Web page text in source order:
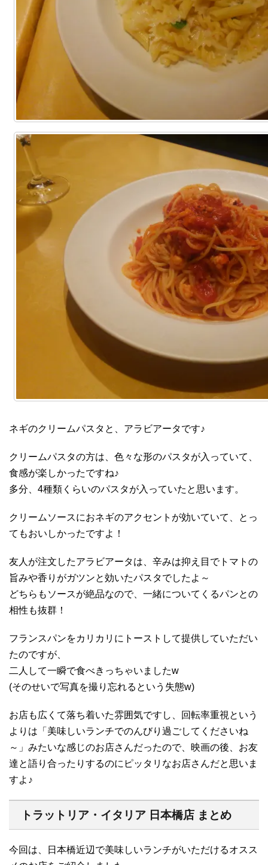
ネギのクリームパスタと、アラビアータです♪
クリームパスタの方は、色々な形のパスタが入っていて、
食感が楽しかったですね♪
多分、4種類くらいのパスタが入っていたと思います。
クリームソースにおネギのアクセントが効いていて、とっ
てもおいしかったですよ！
友人が注文したアラビアータは、辛みは抑え目でトマトの
旨みや香りがガツンと効いたパスタでしたよ～
どちらもソースが絶品なので、一緒についてくるパンとの
相性も抜群！
フランスパンをカリカリにトーストして提供していただい
たのですが、
二人して一瞬で食べきっちゃいましたw
(そのせいで写真を撮り忘れるという失態w)
お店も広くて落ち着いた雰囲気ですし、回転率重視という
よりは「美味しいランチでのんびり過ごしてくださいね
～」みたいな感じのお店さんだったので、映画の後、お友
達と語り合ったりするのにピッタリなお店さんだと思いま
すよ♪
トラットリア・イタリア 日本橋店 まとめ
今回は、日本橋近辺で美味しいランチがいただけるオスス